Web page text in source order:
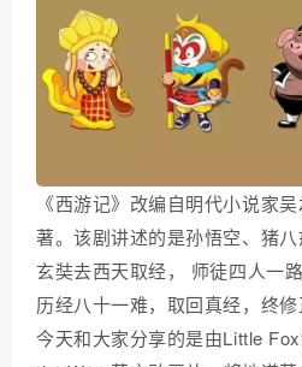
《西游记》改编自明代小说家
著。该剧讲述的是孙悟空、猪
玄奘去西天取经， 师徒四人一
历经八十一难，取回真经，终修
今天和大家分享的是由Little